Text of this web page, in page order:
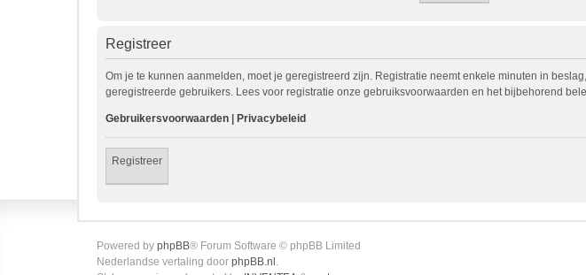
Registreer
Om je te kunnen aanmelden, moet je geregistreerd zijn. Registratie neemt enkele minuten in
geregistreerde gebruikers. Lees voor registratie onze gebruiksvoorwaarden en het bijbehorend
Gebruikersvoorwaarden Privacybeleid
Registreer
Powered by phpBB® Forum Software © phpBB Limited
Nederlandse vertaling door phpBB.nl .